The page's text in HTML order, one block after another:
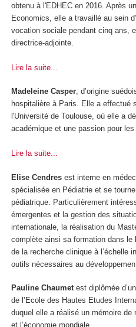
obtenu à l'EDHEC en 2016. Après
Economics, elle a travaillé au sein
vocation sociale pendant cinq ans,
directrice-adjointe.
Lire la suite...
Madeleine Casper, d’origine
hospitalière à Paris. Elle a effectué
l'Université de Toulouse, où elle a
académique et une passion pour
Lire la suite...
Elise Cendres est interne en
spécialisée en Pédiatrie et se
pédiatrique. Particulièrement
émergentes et la gestion des
internationale, la réalisation du
complète ainsi sa formation dans
de la recherche clinique à l’échelle
outils nécessaires au
Pauline Chaumetest diplômée
de l’Ecole des Hautes Etudes
duquel elle a réalisé un mémoire
et l’économie mondiale.